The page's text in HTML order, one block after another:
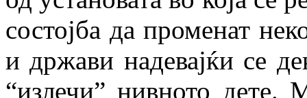
состојба да променат
и држави надевајќи се
“излечи” нивното дете.